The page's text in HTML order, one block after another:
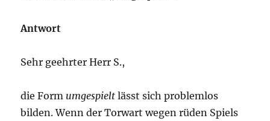
Antwort
Sehr geehrter Herr S.,
die Form umgespielt lässt sich problemlos
bilden. Wenn der Torwart wegen rüden Spiels